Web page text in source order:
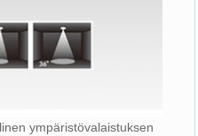
ympäristövalaistuksen